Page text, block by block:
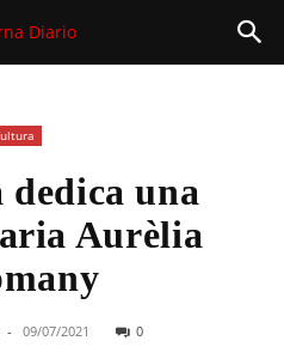
dedica una
Aurèlia
- 09/07/2021 0